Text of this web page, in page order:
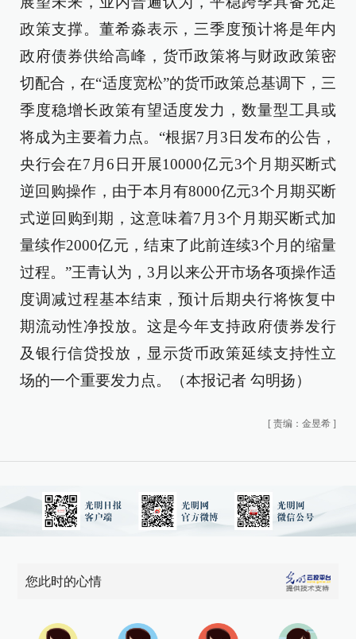
政策支撑。董希淼表示，三季度预计将是年内
政府债券供给高峰，货币政策将与财政政策密
切配合，在“适度宽松”的货币政策总基调下，三
季度稳增长政策有望适度发力，数量型工具或
将成为主要着力点。“根据7月3日发布的公告，
央行会在7月6日开展10000亿元3个月期买断式
逆回购操作，由于本月有8000亿元3个月期买断
式逆回购到期，这意味着7月3个月期买断式加
量续作2000亿元，结束了此前连续3个月的缩量
过程。”王青认为，3月以来公开市场各项操作适
度调减过程基本结束，预计后期央行将恢复中
期流动性净投放。这是今年支持政府债券发行
及银行信贷投放，显示货币政策延续支持性立
场的一个重要发力点。（本报记者 勾明扬）
[ 责编：金昱希 ]
您此时的心情